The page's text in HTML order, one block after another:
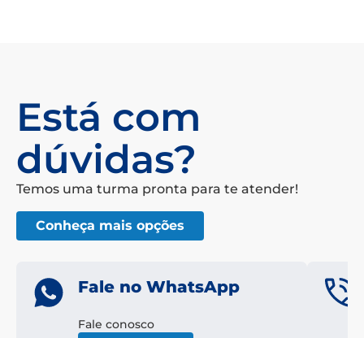
Está com
dúvidas?
Temos uma turma pronta para te atender!
Conheça mais opções
Fale no WhatsApp
Fale conosco